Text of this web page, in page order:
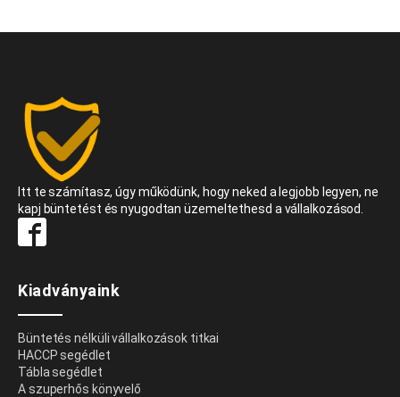
Itt te számítasz, úgy működünk, hogy neked a legjobb legyen, ne
kapj büntetést és nyugodtan üzemeltethesd a vállalkozásod.
Kiadványaink
Büntetés nélküli vállalkozások titkai
HACCP segédlet
Tábla segédlet
A szuperhős könyvelő